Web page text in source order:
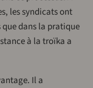
les syndicats ont
que dans la pratique
à la troïka a
Il a